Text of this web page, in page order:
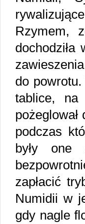
Rzymem,
dochodziła
do
tablice,
podczas
były one
zapłacić
Numidii w
gdy nagle